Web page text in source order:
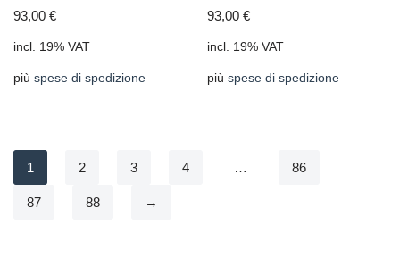
93,00 €
incl. 19% VAT
più spese di spedizione
93,00€
incl. 19% VAT
piùspese di spedizione
1 2 3 4 … 86
87 88 →